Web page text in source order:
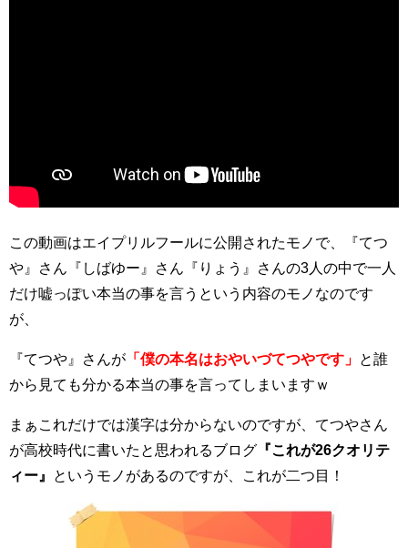
この動画はエイプリルフールに公開されたモノで、『てつ
や』さん『しばゆー』さん『りょう』さんの3人の中で一人
だけ嘘っぽい本当の事を言うという内容のモノなのです
が、
『てつや』さんが 「僕の本名はおやいづてつやです」
と誰
から見ても分かる本当の事を言ってしまいますｗ
まぁこれだけでは漢字は分からないのですが、てつやさん
が高校時代に書いたと思われるブログ 『これが26クオリテ
ィー』
というモノがあるのですが、これが二つ目！